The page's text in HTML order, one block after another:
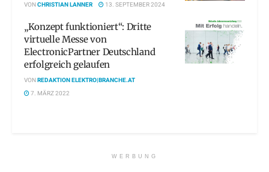
VONCHRISTIAN LANNER 13. SEPTEMBER 2024
„Konzept funktioniert“: Dritte
virtuelle Messe von
ElectronicPartner Deutschland
erfolgreich gelaufen
VONREDAKTION ELEKTRO|BRANCHE.AT
7. MÄRZ 2022
WERBUNG